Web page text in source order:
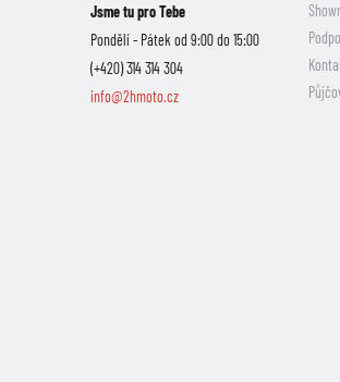
Jsme tu pro Tebe
Pondělí - Pátek od 9:00 do 15:00
(+420) 314 314 304
info@2hmoto.cz